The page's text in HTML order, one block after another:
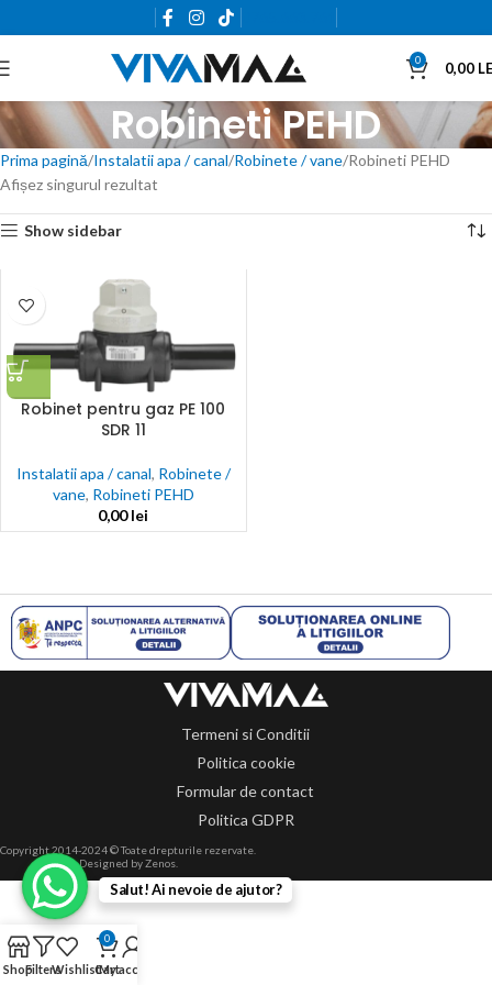
0 0,00
Robineti PEHD
Prima pagină Instalatii apa / canal Robinete / vane Robineti PEHD
Afișez singurul rezultat
Show sidebar
Robinet pentru gaz PE 100
SDR 11
Instalatii apa / canal, Robinete /
vane, Robineti PEHD
0,00lei
Termeni si Conditii
Politica cookie
Formular de contact
Politica GDPR
Copyright 2014-2024 © Toate drepturile rezervate.
Designed by Zenos.
Salut! Ai nevoie de ajutor?
ShopFiltersWishlist
0
Cart
My account